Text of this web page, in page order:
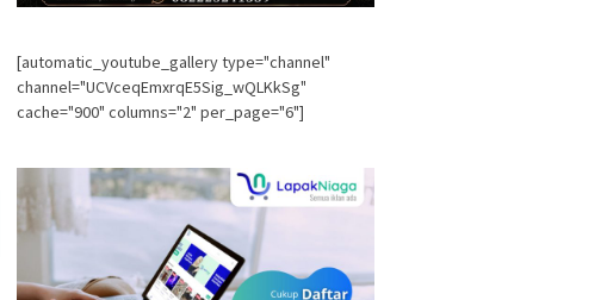
[automatic_youtube_gallery type="channel"
channel="UCVceqEmxrqE5Sig_wQLKkSg"
cache="900" columns="2" per_page="6"]